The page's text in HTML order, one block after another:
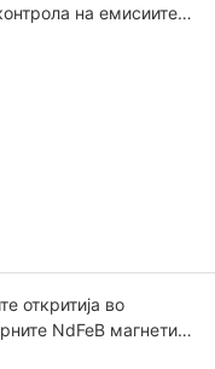
на емисиите
откритија во
NdFeB магнети